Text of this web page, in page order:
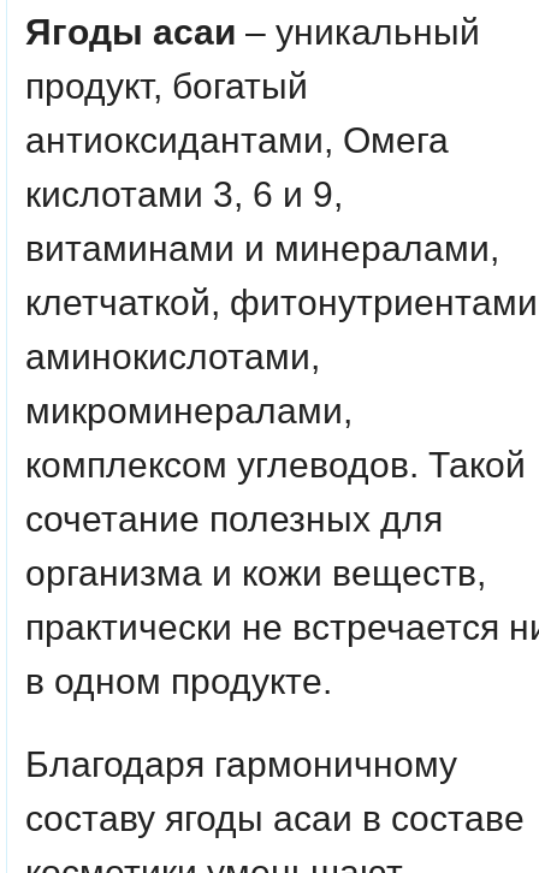
Ягоды асаи – уникальный
продукт, богатый
антиоксидантами, Омега
кислотами 3, 6 и 9,
витаминами и минералами,
клетчаткой,
аминокислотами,
микроминералами,
комплексом углеводов. Такой
сочетание полезных для
организма и кожи веществ,
практически не встречается
в одном продукте.
Благодаря гармоничному
составу ягоды асаи в составе